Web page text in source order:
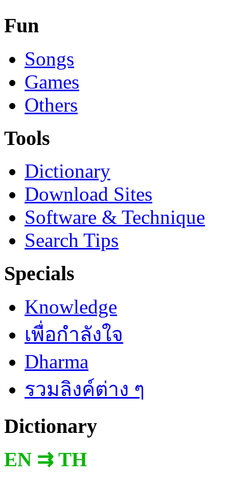
Fun
Songs
Games
Others
Tools
Dictionary
Download Sites
Software & Technique
Search Tips
Specials
Knowledge
เพื่อกำลังใจ
Dharma
รวมลิงค์ต่าง ๆ
Dictionary
EN ⇉ TH